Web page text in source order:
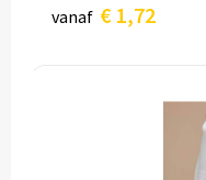
vanaf € 1,72